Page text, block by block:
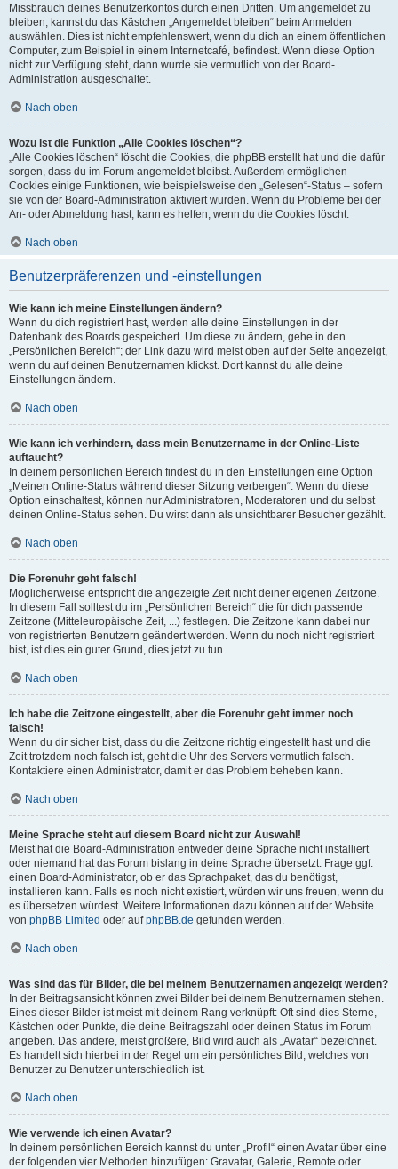
Missbrauch deines Benutzerkontos durch einen Dritten. Um angemeldet zu
bleiben, kannst du das Kästchen „Angemeldet bleiben“ beim Anmelden
auswählen. Dies ist nicht empfehlenswert, wenn du dich an einem öffentlichen
Computer, zum Beispiel in einem Internetcafé, befindest. Wenn diese Option
nicht zur Verfügung steht, dann wurde sie vermutlich von der Board-
Administration ausgeschaltet.
Nach oben
Wozu ist die Funktion „Alle Cookies löschen“?
„Alle Cookies löschen“ löscht die Cookies, die phpBB erstellt hat und die dafür
sorgen, dass du im Forum angemeldet bleibst. Außerdem ermöglichen
Cookies einige Funktionen, wie beispielsweise den „Gelesen“-Status – sofern
sie von der Board-Administration aktiviert wurden. Wenn du Probleme bei der
An- oder Abmeldung hast, kann es helfen, wenn du die Cookies löscht.
Nach oben
Benutzerpräferenzen und -einstellungen
Wie kann ich meine Einstellungen ändern?
Wenn du dich registriert hast, werden alle deine Einstellungen in der
Datenbank des Boards gespeichert. Um diese zu ändern, gehe in den
„Persönlichen Bereich“; der Link dazu wird meist oben auf der Seite angezeigt,
wenn du auf deinen Benutzernamen klickst. Dort kannst du alle deine
Einstellungen ändern.
Nach oben
Wie kann ich verhindern, dass mein Benutzername in der Online-Liste
auftaucht?
In deinem persönlichen Bereich findest du in den Einstellungen eine Option
„Meinen Online-Status während dieser Sitzung verbergen“. Wenn du diese
Option einschaltest, können nur Administratoren, Moderatoren und du selbst
deinen Online-Status sehen. Du wirst dann als unsichtbarer Besucher gezählt.
Nach oben
Die Forenuhr geht falsch!
Möglicherweise entspricht die angezeigte Zeit nicht deiner eigenen Zeitzone.
In diesem Fall solltest du im „Persönlichen Bereich“ die für dich passende
Zeitzone (Mitteleuropäische Zeit, ...) festlegen. Die Zeitzone kann dabei nur
von registrierten Benutzern geändert werden. Wenn du noch nicht registriert
bist, ist dies ein guter Grund, dies jetzt zu tun.
Nach oben
Ich habe die Zeitzone eingestellt, aber die Forenuhr geht immer noch
falsch!
Wenn du dir sicher bist, dass du die Zeitzone richtig eingestellt hast und die
Zeit trotzdem noch falsch ist, geht die Uhr des Servers vermutlich falsch.
Kontaktiere einen Administrator, damit er das Problem beheben kann.
Nach oben
Meine Sprache steht auf diesem Board nicht zur Auswahl!
Meist hat die Board-Administration entweder deine Sprache nicht installiert
oder niemand hat das Forum bislang in deine Sprache übersetzt. Frage ggf.
einen Board-Administrator, ob er das Sprachpaket, das du benötigst,
installieren kann. Falls es noch nicht existiert, würden wir uns freuen, wenn du
es übersetzen würdest. Weitere Informationen dazu können auf der Website
von phpBB Limited oder aufphpBB.de gefunden werden.
Nach oben
Was sind das für Bilder, die bei meinem Benutzernamen angezeigt werden?
In der Beitragsansicht können zwei Bilder bei deinem Benutzernamen stehen.
Eines dieser Bilder ist meist mit deinem Rang verknüpft: Oft sind dies Sterne,
Kästchen oder Punkte, die deine Beitragszahl oder deinen Status im Forum
angeben. Das andere, meist größere, Bild wird auch als „Avatar“ bezeichnet.
Es handelt sich hierbei in der Regel um ein persönliches Bild, welches von
Benutzer zu Benutzer unterschiedlich ist.
Nach oben
Wie verwende ich einen Avatar?
In deinem persönlichen Bereich kannst du unter „Profil“ einen Avatar über eine
der folgenden vier Methoden hinzufügen: Gravatar, Galerie, Remote oder